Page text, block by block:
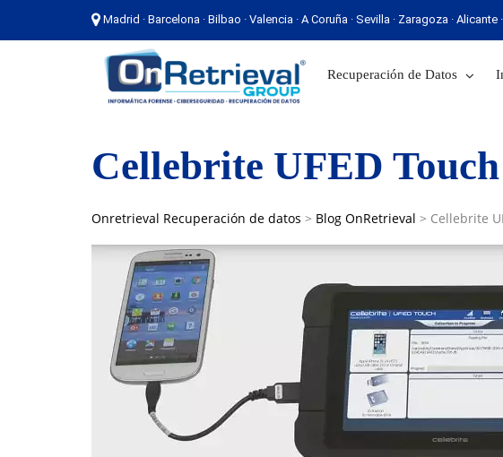
Madrid · Barcelona · Bilbao · Valencia · A Coruña · Sevilla · Zaragoza · Alicante
Recuperación de Datos
Madrid · Barcelona · Bilbao · Valencia · A Coruña · Sevilla ·
Cellebrite UFED
Onretrieval Recuperación de datos > Blog OnRetrieval > Cellebrite